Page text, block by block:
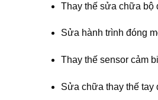
Thay thế sửa chữa bộ
Sửa hành trình đóng
Thay thế sensor cảm
Sửa chữa thay thế tay